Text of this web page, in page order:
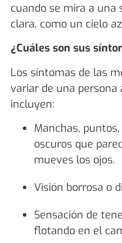
cuando se mira a
clara, como un cielo
¿Cuáles son sus
Los síntomas de las
variar de una
incluyen:
Manchas,
oscuros que
mueves los ojos.
Visión borrosa o
Sensación de
flotando en el